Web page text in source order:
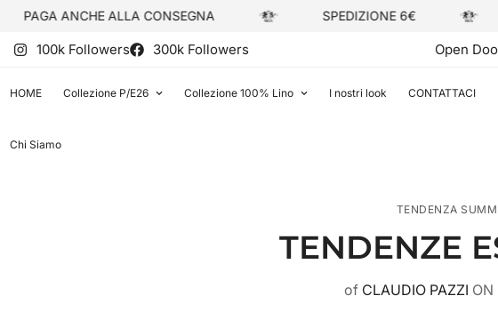
ALLA CONSEGNA SPEDIZIONE 6€
300k Followers
100k Followers Open
HOME Collezione P/E26 Collezione 100% Lino I nostri look CONTATTACI
Chi Siamo
TENDENZA
TENDENZE
of CLAUDIO PAZZI ON